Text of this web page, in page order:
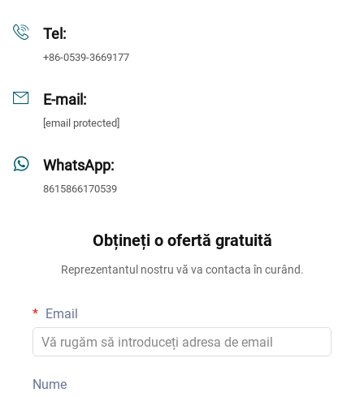
Tel:
+86-0539-3669177
E-mail:
[email protected]
WhatsApp:
8615866170539
Obțineți o ofertă gratuită
Reprezentantul nostru vă va contacta în curând.
Email
Nume